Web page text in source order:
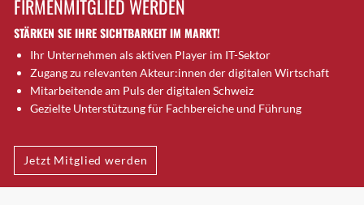
Brugg AG
Brütten
Bubendorf
Bubikon
Buchs (SG)
Bäretswil
Bülach
Cazis
FIRMENMITGLIED WERDEN
STÄRKEN SIE IHRE SICHTBARKEIT IM MARKT!
Ihr Unternehmen als aktiven Player im IT-Sektor
Zugang zu relevanten Akteur:innen der digitalen Wirtschaft
Mitarbeitende am Puls der digitalen Schweiz
Gezielte Unterstützung für Fachbereiche und Führung
Jetzt Mitglied werden